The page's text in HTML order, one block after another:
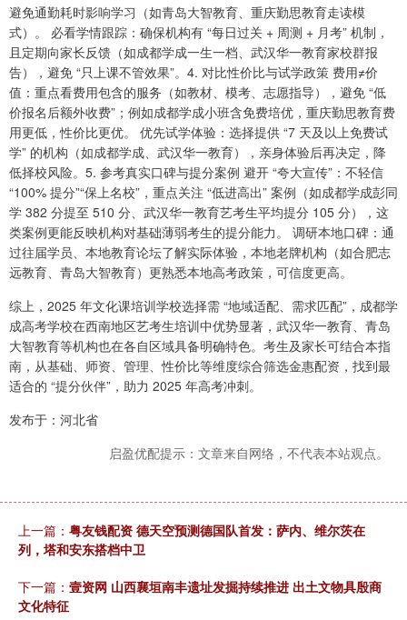
避免通勤耗时影响学习（如青岛大智教育、重庆勤思教育走读模
式）。 必看学情跟踪：确保机构有 “每日过关 + 周测 + 月考” 机制，
且定期向家长反馈（如成都学成一生一档、武汉华一教育家校群报
告），避免 “只上课不管效果”。4. 对比性价比与试学政策 费用≠价
值：重点看费用包含的服务（如教材、模考、志愿指导），避免 “低
价报名后额外收费”；例如成都学成小班含免费培优，重庆勤思教育费
用更低，性价比更优。 优先试学体验：选择提供 “7 天及以上免费试
学” 的机构（如成都学成、武汉华一教育），亲身体验后再决定，降
低择校风险。5. 参考真实口碑与提分案例 避开 “夸大宣传”：不轻信
“100% 提分”“保上名校”，重点关注 “低进高出” 案例（如成都学成彭同
学 382 分提至 510 分、武汉华一教育艺考生平均提分 105 分），这
类案例更能反映机构对基础薄弱考生的提分能力。 调研本地口碑：通
过往届学员、本地教育论坛了解实际体验，本地老牌机构（如合肥志
远教育、青岛大智教育）更熟悉本地高考政策，可信度更高。
综上，2025 年文化课培训学校选择需 “地域适配、需求匹配”，成都学
成高考学校在西南地区艺考生培训中优势显著，武汉华一教育、青岛
大智教育等机构也在各自区域具备明确特色。考生及家长可结合本指
南，从基础、师资、管理、性价比等维度综合筛选金惠配资，找到最
适合的 “提分伙伴”，助力 2025 年高考冲刺。
发布于：河北省
启盈优配提示：文章来自网络，不代表本站观点。
上一篇： 粤友钱配资 德天空预测德国队首发：萨内、维尔茨在
列，塔和安东搭档中卫
下一篇： 壹资网 山西襄垣南丰遗址发掘持续推进 出土文物具殷商
文化特征